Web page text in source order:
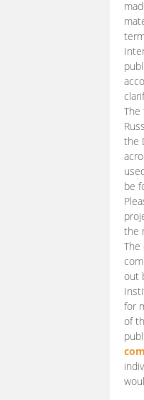
The
the
be
the
The
out
for
of